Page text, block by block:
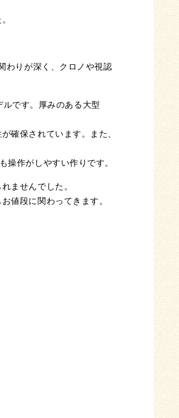
わりが深く、クロノや視認
です。厚みのある大型
確保されています。また、
作がしやすい作りです。
ませんでした。
値段に関わってきます。